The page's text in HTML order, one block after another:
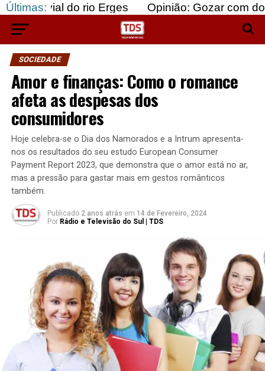
Últimas:
do rio Erges Opinião: Gozar com doentes e
SOCIEDADE
Amor e finanças: Como o romance
afeta as despesas dos
consumidores
Hoje celebra-se o Dia dos Namorados e a Intrum apresenta-
nos os resultados do seu estudo European Consumer
Payment Report 2023, que demonstra que o amor está no ar,
mas a pressão para gastar mais em gestos românticos
também.
Publicado 2 anos atrás em 14 de Fevereiro, 2024
Por Rádio e Televisão do Sul | TDS